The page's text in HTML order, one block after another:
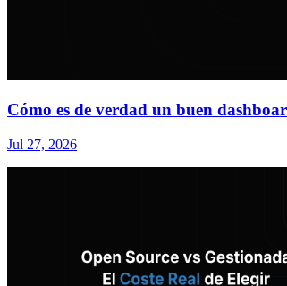
Cómo es de verdad un buen
Jul 27, 2026